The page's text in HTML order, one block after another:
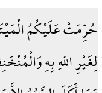
حُرِّمَتْ عَلَيْكُمُ
لِغَيْرِ اللّهِ بِهِ